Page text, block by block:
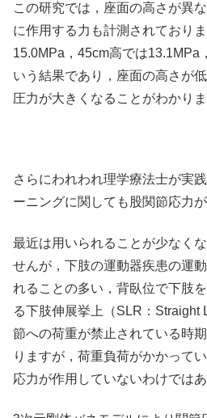
この研究では，座面の高さが異
に作用する力も計測されており
15.0MPa，45cm高では13.1MPa
いう結果であり，座面の高さが
圧力が大きくなることがわかりま
さらにわれわれ理学療法士が実
ーニングに関しても股関節応力
最近は用いられることが少なく
せんが，下肢の運動器疾患の運
れることの多い，背臥位で下肢
る下肢伸展挙上（SLR：Straight
節への荷重が禁止されている時
りますが，荷重負荷がかかって
応力が作用していないわけではあ